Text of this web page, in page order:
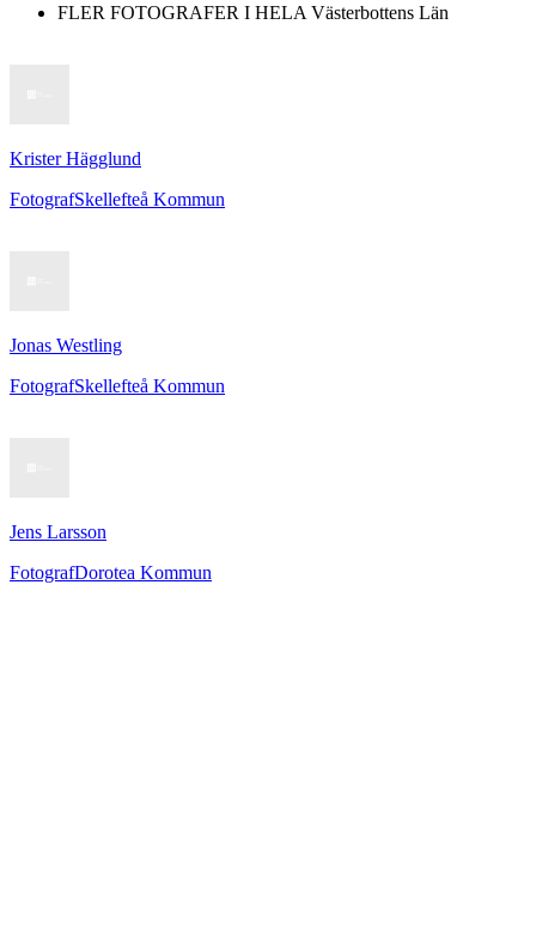
FLER FOTOGRAFER I HELA Västerbottens Län
Krister Hägglund
FotografSkellefteå Kommun
Jonas Westling
FotografSkellefteå Kommun
Jens Larsson
FotografDorotea Kommun